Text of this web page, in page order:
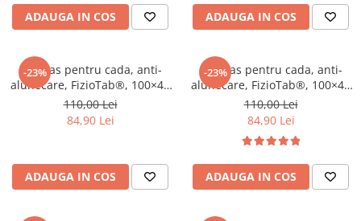
ADAUGA IN COS ADAUGA IN COS
-23%
Covoras pentru cada, anti-
alunecare, FizioTab®, 100×40
cm, Dinozauri
110,00 Lei
84,90 Lei
ADAUGA IN COS
-23%
Covoras pentru cada, anti-
alunecare, FizioTab®, 100×40
cm, Petrecere sub Apa, Mica
Sirena si Prietenii
110,00 Lei
84,90 Lei
ADAUGA IN COS